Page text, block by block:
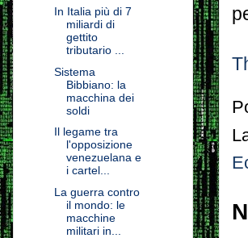
In Italia più di 7
miliardi di
gettito
tributario ...
Sistema
Bibbiano: la
macchina dei
soldi
Il legame tra
l'opposizione
venezuelana e
i cartel...
La guerra contro
il mondo: le
macchine
militari in...